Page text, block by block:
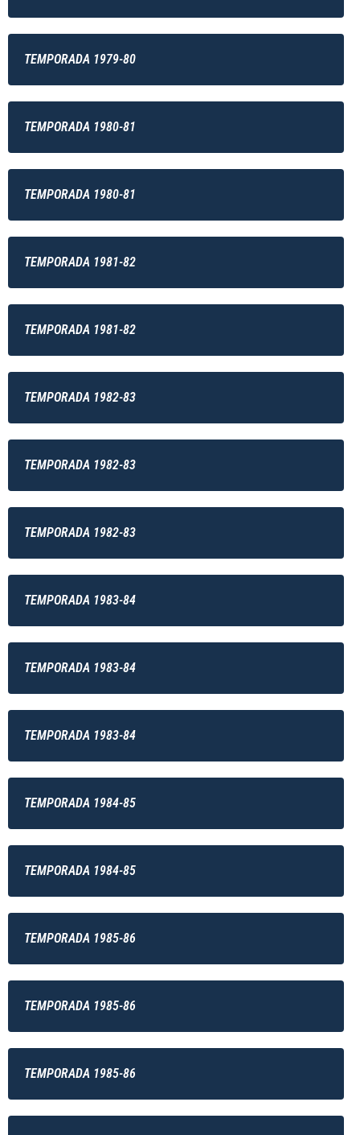
TEMPORADA 1979-80
TEMPORADA 1980-81
TEMPORADA 1980-81
TEMPORADA 1981-82
TEMPORADA 1981-82
TEMPORADA 1982-83
TEMPORADA 1982-83
TEMPORADA 1982-83
TEMPORADA 1983-84
TEMPORADA 1983-84
TEMPORADA 1983-84
TEMPORADA 1984-85
TEMPORADA 1984-85
TEMPORADA 1985-86
TEMPORADA 1985-86
TEMPORADA 1985-86